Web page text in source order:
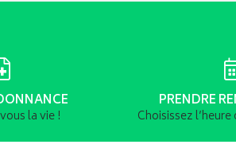
la vie !
PRENDRE
Choisissez